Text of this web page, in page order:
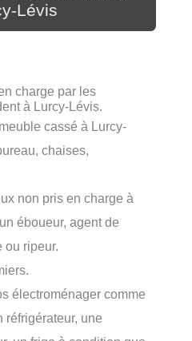
Lévis
charge par les
à Lurcy-Lévis.
cassé à Lurcy-
chaises,
non pris en charge à
éboueur, agent de
ou ripeur.
électroménager comme
réfrigérateur, une